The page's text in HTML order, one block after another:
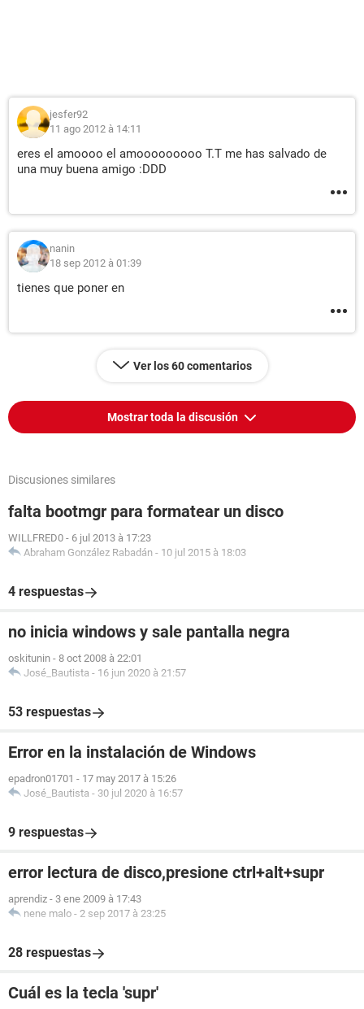
jesfer92
11 ago 2012 à 14:11
eres el amoooo el amooooooooo T.T me has salvado de
una muy buena amigo :DDD
nanin
18 sep 2012 à 01:39
tienes que poner en
Ver los 60 comentarios
Mostrar toda la discusión
Discusiones similares
falta bootmgr para formatear un disco
WILLFRED0 - 6 jul 2013 à 17:23
Abraham González Rabadán - 10 jul 2015 à 18:03
4 respuestas
no inicia windows y sale pantalla negra
oskitunin - 8 oct 2008 à 22:01
José_Bautista - 16 jun 2020 à 21:57
53 respuestas
Error en la instalación de Windows
epadron01701 - 17 may 2017 à 15:26
José_Bautista - 30 jul 2020 à 16:57
9 respuestas
error lectura de disco,presione ctrl+alt+supr
aprendiz - 3 ene 2009 à 17:43
nene malo - 2 sep 2017 à 23:25
28 respuestas
Cuál es la tecla 'supr'